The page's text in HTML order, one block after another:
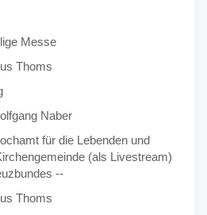
Messe
Thoms
Naber
für die Lebenden und
(als Livestream)
--
Thoms